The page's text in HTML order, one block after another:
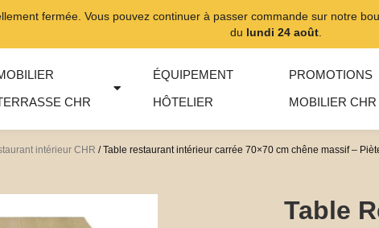
fermée. Vous pouvez continuer à passer commande sur notre
du lundi 24 août
CHR
ÉQUIPEMENT
HÔTELIER
PROMOTIONS
MOBILIER CHR
intérieur CHR / Table restaurant intérieur carrée 70×70 cm chêne massif –
Table